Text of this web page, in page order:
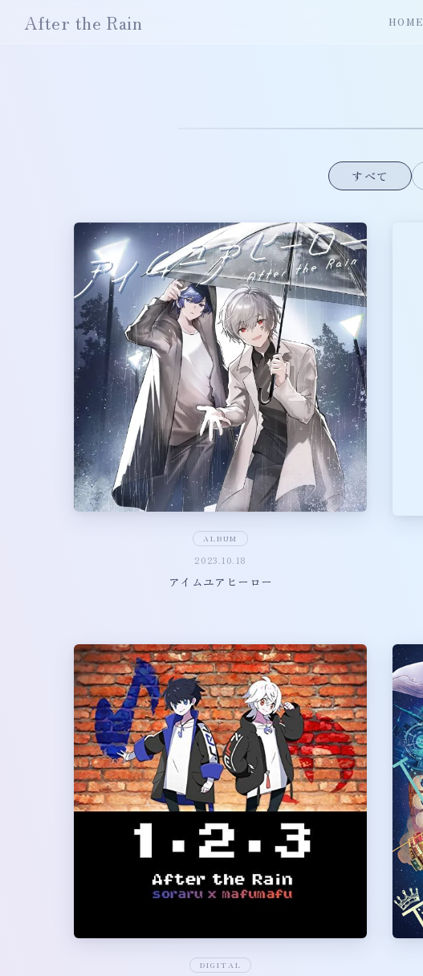
After the Rain HOME
すべて
ALBUM
2023.10.18
アイムユアヒーロー
DIGITAL